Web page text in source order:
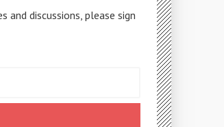
discussions, please sign